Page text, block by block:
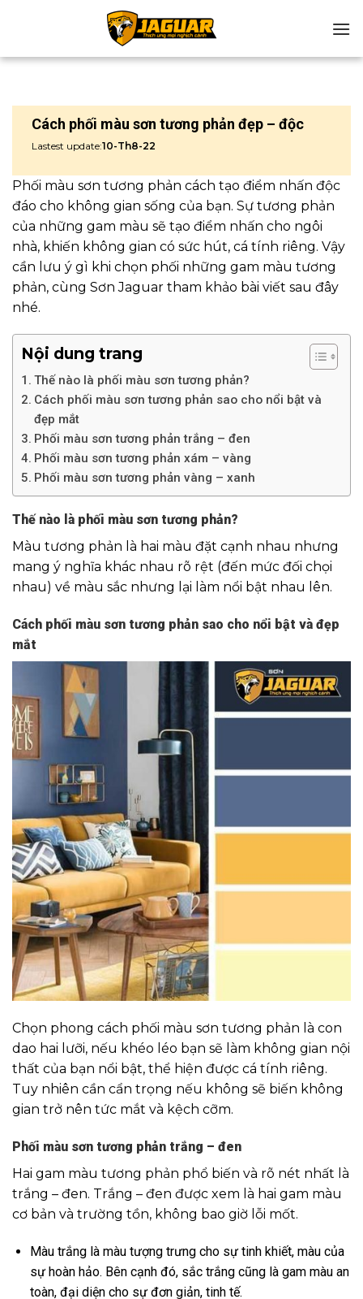
Cách phối màu sơn tương phản đẹp – độc
Lastest update:10-Th8-22
Phối màu sơn tương phản cách tạo điểm nhấn độc
đáo cho không gian sống của bạn. Sự tương phản
của những gam màu sẽ tạo điểm nhấn cho ngôi
nhà, khiến không gian có sức hút, cá tính riêng. Vậy
cần lưu ý gì khi chọn phối những gam màu tương
phản, cùng Sơn Jaguar tham khảo bài viết sau đây
nhé.
Nội dung trang
Thế nào là phối màu sơn tương phản?
Cách phối màu sơn tương phản sao cho nổi bật và
đẹp mắt
Phối màu sơn tương phản trắng – đen
Phối màu sơn tương phản xám – vàng
Phối màu sơn tương phản vàng – xanh
Thế nào là phối màu sơn tương phản?
Màu tương phản là hai màu đặt cạnh nhau nhưng
mang ý nghĩa khác nhau rõ rệt (đến mức đối chọi
nhau) về màu sắc nhưng lại làm nổi bật nhau lên.
Cách phối màu sơn tương phản sao cho nổi bật và đẹp
mắt
Chọn phong cách phối màu sơn tương phản là con
dao hai lưỡi, nếu khéo léo bạn sẽ làm không gian nội
thất của bạn nổi bật, thể hiện được cá tính riêng.
Tuy nhiên cần cẩn trọng nếu không sẽ biến không
gian trở nên tức mắt và kệch cỡm.
Phối màu sơn tương phản trắng – đen
Hai gam màu tương phản phổ biến và rõ nét nhất là
trắng – đen. Trắng – đen được xem là hai gam màu
cơ bản và trường tồn, không bao giờ lỗi mốt.
Màu trắng là màu tượng trưng cho sự tinh khiết, màu của
sự hoàn hảo. Bên cạnh đó, sắc trắng cũng là gam màu an
toàn, đại diện cho sự đơn giản, tinh tế.